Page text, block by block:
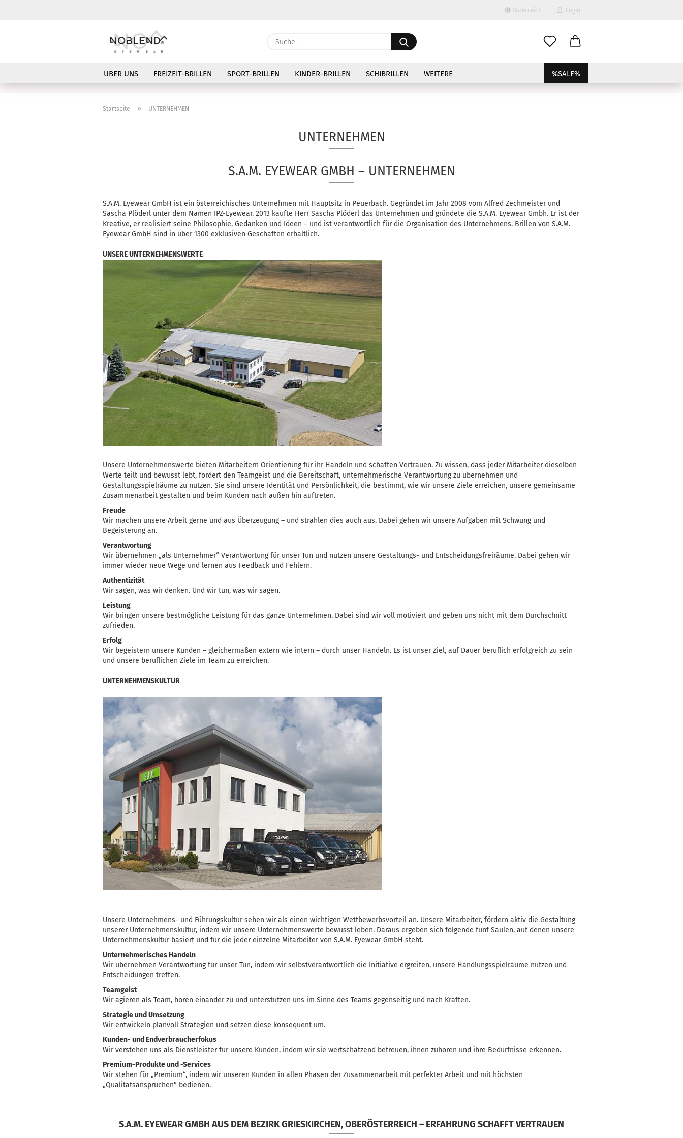
Österreich
Lieferland
Login
Passwort vergessen?
Suche...
ÜBER UNS FREIZEIT-BRILLEN SPORT-BRILLEN KINDER-BRILLEN SCHIBRILLEN %SALE%
WEITERE
Startseite » UNTERNEHMEN
UNTERNEHMEN
S.A.M. EYEWEAR GMBH – UNTERNEHMEN
S.A.M. Eyewear GmbH ist ein österreichisches Unternehmen mit Hauptsitz in Peuerbach. Gegründet im Jahr 2008 vom Alfred Zechmeister und
Sascha Plöderl unter dem Namen IPZ-Eyewear. 2013 kaufte Herr Sascha Plöderl das Unternehmen und gründete die S.A.M. Eyewear Gmbh. Er ist der
Kreative, er realisiert seine Philosophie, Gedanken und Ideen – und ist verantwortlich für die Organisation des Unter­nehmens. Brillen von S.A.M.
Eyewear GmbH sind in über 1300 exklusiven Geschäften erhältlich.
UNSERE UNTERNEHMENSWERTE
Unsere Unternehmenswerte bieten Mitarbeitern Orientierung für ihr Handeln und schaffen Vertrauen. Zu wissen, dass jeder Mitarbeiter dieselben
Werte teilt und bewusst lebt, fördert den Teamgeist und die Bereitschaft, unternehmerische Verantwortung zu übernehmen und
Gestaltungsspielräume zu nutzen. Sie sind unsere Identität und Persönlichkeit, die bestimmt, wie wir unsere Ziele erreichen, unsere gemeinsame
Zusammenarbeit gestalten und beim Kunden nach außen hin auftreten.
Freude
Wir machen unsere Arbeit gerne und aus Überzeugung – und strahlen dies auch aus. Dabei gehen wir unsere Aufgaben mit Schwung und
Begeisterung an.
Verantwortung
Wir übernehmen „als Unternehmer“ Verantwortung für unser Tun und nutzen unsere Gestaltungs- und Entscheidungsfreiräume. Dabei gehen wir
immer wieder neue Wege und lernen aus Feedback und Fehlern.
Authentizität
Wir sagen, was wir denken. Und wir tun, was wir sagen.
Leistung
Wir bringen unsere bestmögliche Leistung für das ganze Unternehmen. Dabei sind wir voll motiviert und geben uns nicht mit dem Durchschnitt
zufrieden.
Erfolg
Wir begeistern unsere Kunden – gleichermaßen extern wie intern – durch unser Handeln. Es ist unser Ziel, auf Dauer beruflich erfolgreich zu sein
und unsere beruflichen Ziele im Team zu erreichen.
UNTERNEHMENSKULTUR
Unsere Unternehmens- und Führungskultur sehen wir als einen wichtigen Wettbewerbsvorteil an. Unsere Mitarbeiter, fördern aktiv die Gestaltung
unserer Unternehmenskultur, indem wir unsere Unternehmenswerte bewusst leben. Daraus ergeben sich folgende fünf Säulen, auf denen unsere
Unternehmenskultur basiert und für die jeder einzelne Mitarbeiter von S.A.M. Eyewear GmbH steht.
Unternehmerisches Handeln
Wir übernehmen Verantwortung für unser Tun, indem wir selbstverantwortlich die Initiative ergreifen, unsere Handlungsspielräume nutzen und
Entscheidungen treffen.
Teamgeist
Wir agieren als Team, hören einander zu und unterstützen uns im Sinne des Teams gegenseitig und nach Kräften.
Strategie und Umsetzung
Wir entwickeln planvoll Strategien und setzen diese konsequent um.
Kunden- und Endverbraucherfokus
Wir verstehen uns als Dienstleister für unsere Kunden, indem wir sie wertschätzend betreuen, ihnen zuhören und ihre Bedürfnisse erkennen.
Premium-Produkte und -Services
Wir stehen für „Premium“, indem wir unseren Kunden in allen Phasen der Zusammenarbeit mit perfekter Arbeit und mit höchsten
„Qualitätsansprüchen“ bedienen.
S.A.M. EYEWEAR GMBH AUS DEM BEZIRK GRIESKIRCHEN, OBERÖSTERREICH – ERFAHRUNG SCHAFFT VERTRAUEN